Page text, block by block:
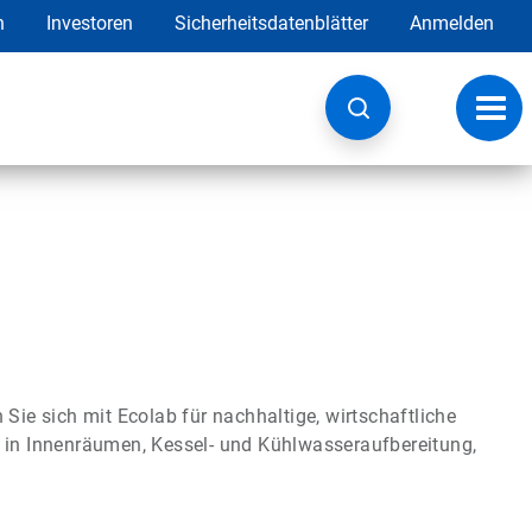
Investoren Sicherheitsdatenblätter Anmelden
Sie sich mit Ecolab für nachhaltige, wirtschaftliche
Innenräumen, Kessel- und Kühlwasseraufbereitung,